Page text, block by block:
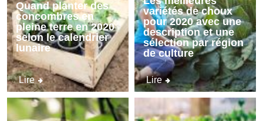
Quand planter des
concombres en
pleine terre en 2020
selon le calendrier
lunaire
Lire
variétés de choux
pour 2020 avec une
description et une
sélection par région
de culture
Lire